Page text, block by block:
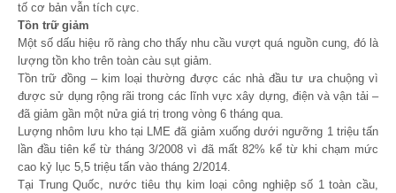
tố cơ bản vẫn tích cực.
Tồn trữ giảm
Một số dấu hiệu rõ ràng cho thấy nhu cầu vượt quá nguồn cung, đó là
lượng tồn kho trên toàn càu sụt giảm.
Tồn trữ đồng – kim loại thường được các nhà đầu tư ưa chuộng vì
được sử dụng rộng rãi trong các lĩnh vực xây dựng, điện và vận tải –
đã giảm gần một nửa giá trị trong vòng 6 tháng qua.
Lượng nhôm lưu kho tại LME đã giảm xuống dưới ngưỡng 1 triệu tấn
lần đầu tiên kể từ tháng 3/2008 vì đã mất 82% kể từ khi chạm mức
cao kỷ lục 5,5 triệu tấn vào tháng 2/2014.
Tại Trung Quốc, nước tiêu thụ kim loại công nghiệp số 1 toàn cầu,